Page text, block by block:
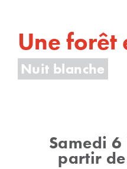
Une forêt
Nuit blanche
Samedi
partir